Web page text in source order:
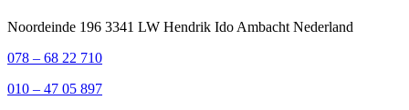
Noordeinde 196 3341 LW Hendrik Ido Ambacht Nederland
078 – 68 22 710
010 – 47 05 897